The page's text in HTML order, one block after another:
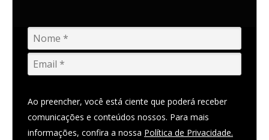
Ao preencher, você está ciente que poderá receber
comunicações e conteúdos nossos. Para mais
informações, confira a nossa Política de Privacidade.